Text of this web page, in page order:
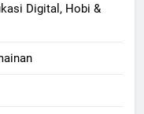
Digital, Hobi &